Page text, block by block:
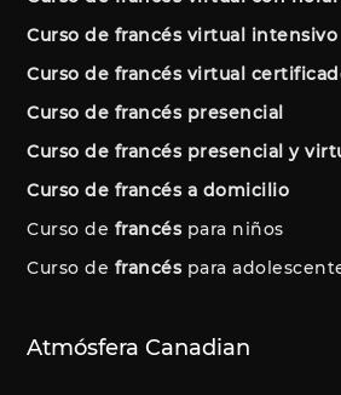
Curso de francés virtual intensivo
Curso de francés virtual
Curso de francés presencial
Curso de francés presencial y
Curso de francés a domicilio
Curso de francéspara niños
Curso de francéspara
Atmósfera Canadian